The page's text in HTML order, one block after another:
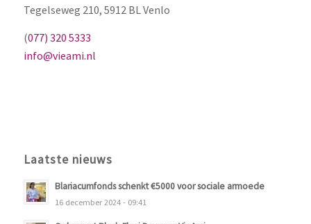
Tegelseweg 210, 5912 BL Venlo
(077) 320 5333
info@vieami.nl
Laatste nieuws
Blariacumfonds schenkt €5000 voor sociale armoede
16 december 2024 - 09:41